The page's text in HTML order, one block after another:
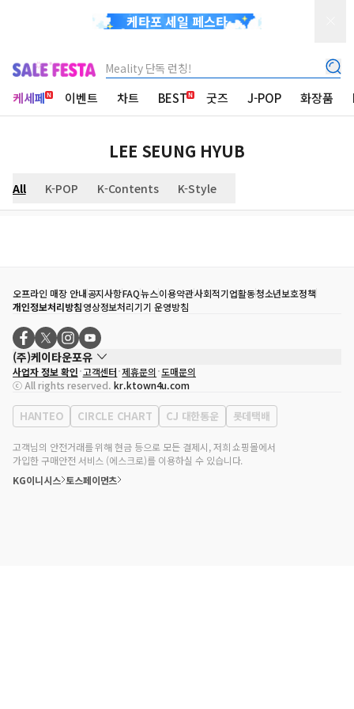
케타포 세일 페스타
Meality 단독 런칭!
케세페 이벤트 차트 BEST 굿즈 J-POP 화장품
LEE SEUNG HYUB
All K-POP K-Contents K-Style
오프라인 매장 안내공지사항FAQ뉴스이용약관사회적기업활동청소년보호정책
개인정보처리방침영상정보처리기기 운영방침
(주)케이타운포유
대표자
송효민
사업자등록번호
120-87-71116
통신판매업 신고번호 제2011-서울강남-02223
대표전화
02-552-9855
사업자 정보 확인 고객센터 제휴문의 도매문의
ⓒ All rights reserved. kr.ktown4u.com
HANTEO CIRCLE CHART CJ 대한통운 롯데택배
고객님의 안전거래를 위해 현금 등으로 모든 결제시, 저희 쇼핑몰에서
가입한 구매안전 서비스 (에스크로)를 이용하실 수 있습니다.
KG이니시스 토스페이먼츠